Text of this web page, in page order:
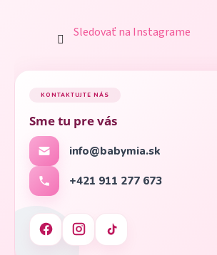
Sledovať na Instagrame
KONTAKTUJTE NÁS
Sme tu pre vás
info@babymia.sk
+421 911 277 673